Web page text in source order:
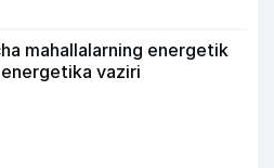
mahallalarning energetik
vaziri